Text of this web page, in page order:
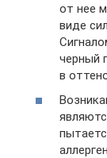
от нее
виде
черный
в